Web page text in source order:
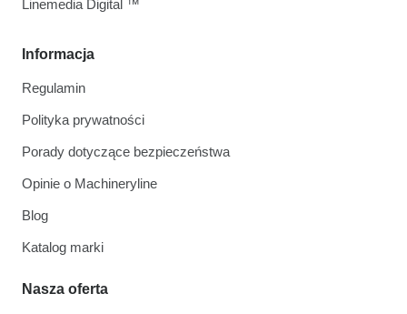
Informacja
Regulamin
Polityka prywatności
Porady dotyczące bezpieczeństwa
Opinie o Machineryline
Blog
Katalog marki
Nasza oferta
Linemedia Digital ™